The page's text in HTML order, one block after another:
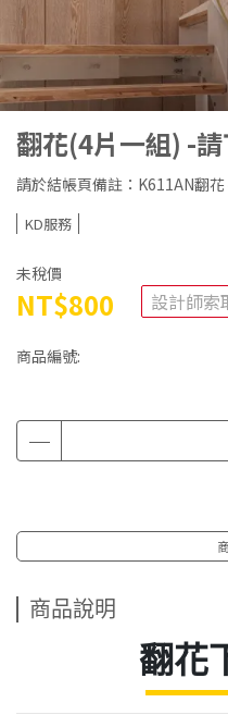
翻花(4片一組) -
請於結帳頁備註：K611AN翻
KD服務
未稅價
NT$800 設計師索
商品編號:
商品說明
翻花